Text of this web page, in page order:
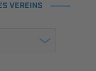
VEREINS